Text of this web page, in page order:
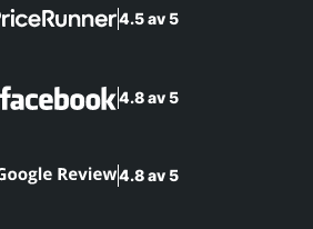
4.5 av 5
4.8 av 5
4.8 av 5